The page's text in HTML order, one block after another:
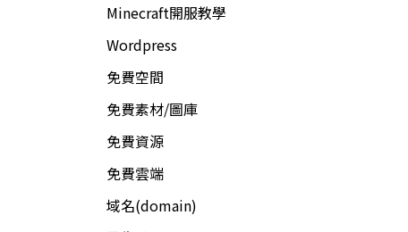
Minecraft開服教學
Wordpress
免費空間
免費素材/圖庫
免費資源
免費雲端
域名(domain)